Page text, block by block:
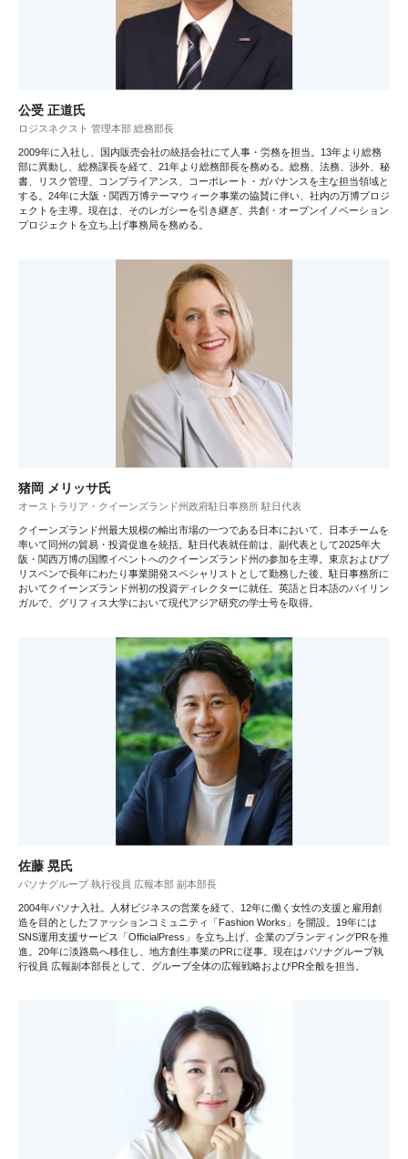
公受 正道氏
ロジスネクスト 管理本部 総務部長
2009年に入社し、国内販売会社の統括会社にて人事・労務を担当。13年より総務
部に異動し、総務課長を経て、21年より総務部長を務める。総務、法務、渉外、秘
書、リスク管理、コンプライアンス、コーポレート・ガバナンスを主な担当領域と
する。24年に大阪・関西万博テーマウィーク事業の協賛に伴い、社内の万博プロジ
ェクトを主導。現在は、そのレガシーを引き継ぎ、共創・オープンイノベーション
プロジェクトを立ち上げ事務局を務める。
猪岡 メリッサ氏
オーストラリア・クイーンズランド州政府駐日事務所 駐日代表
クイーンズランド州最大規模の輸出市場の一つである日本において、日本チームを
率いて同州の貿易・投資促進を統括。駐日代表就任前は、副代表として2025年大
阪・関西万博の国際イベントへのクイーンズランド州の参加を主導。東京およびブ
リスベンで長年にわたり事業開発スペシャリストとして勤務した後、駐日事務所に
おいてクイーンズランド州初の投資ディレクターに就任。英語と日本語のバイリン
ガルで、グリフィス大学において現代アジア研究の学士号を取得。
佐藤 晃氏
パソナグループ 執行役員 広報本部 副本部長
2004年パソナ入社。人材ビジネスの営業を経て、12年に働く女性の支援と雇用創
造を目的としたファッションコミュニティ「Fashion Works」を開設。19年には
SNS運用支援サービス「OfficialPress」を立ち上げ、企業のブランディングPRを推
進。20年に淡路島へ移住し、地方創生事業のPRに従事。現在はパソナグループ執
行役員 広報副本部長として、グループ全体の広報戦略およびPR全般を担当。